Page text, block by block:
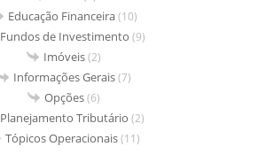
Educação Financeira(10)
Fundos de Investimento (9)
Imóveis(2)
Informações Gerais(7)
Opções(6)
Planejamento Tributário (2)
Tópicos Operacionais(11)